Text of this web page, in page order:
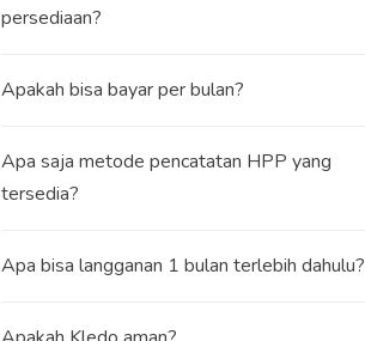
persediaan?
Apakah bisa bayar per bulan?
Apa saja metode pencatatan HPP yang
tersedia?
Apa bisa langganan 1 bulan terlebih dahulu?